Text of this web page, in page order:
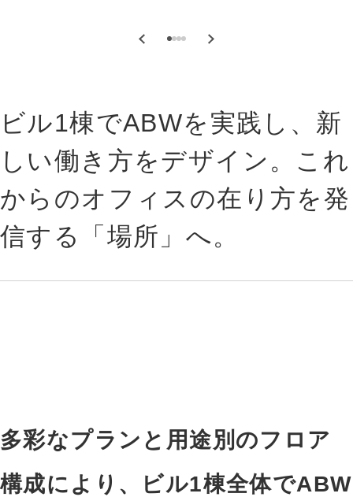
ビル1棟でABWを実践し、新
しい働き方をデザイン。これ
からのオフィスの在り方を発
信する「場所」へ。
多彩なプランと用途別のフロア
構成により、ビル1棟全体でABW